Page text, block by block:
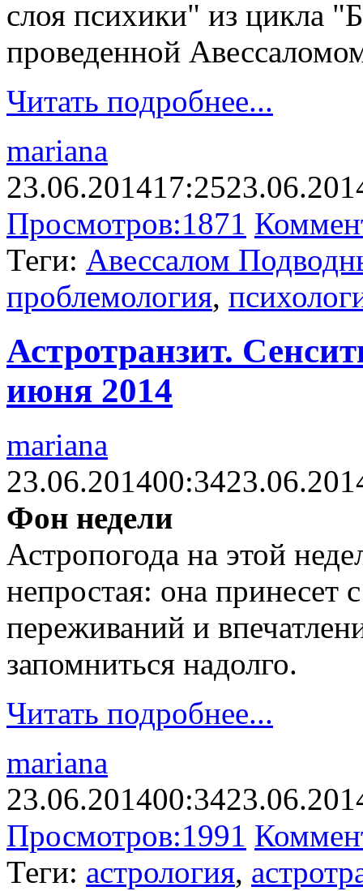
слоя психики" из цикла
проведенной
Читать подробнее...
mariana
23.06.201417:25
Просмотров:1871
Теги: Авессалом
проблемология,
Астротранзит.
июня 2014
mariana
23.06.201400:34
Фон недели
Астропогода на этой
непростая: она принесет
переживаний и
запомниться надолго.
Читать подробнее...
mariana
23.06.201400:34
Просмотров:1991
Теги: астрология,